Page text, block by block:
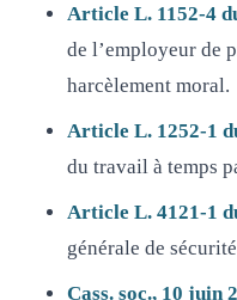
Article L. 1152-4
de l’employeur de
harcèlement moral.
Article L. 1252-1
du travail à temps
Article L. 4121-1
générale de
Cass. soc., 10 juin